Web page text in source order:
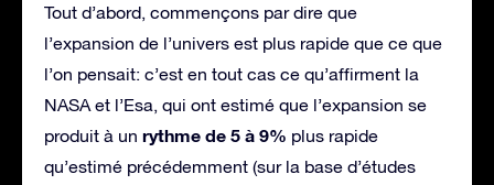
Tout d’abord, commençons par dire que
l’expansion de l’univers est plus rapide que ce que
l’on pensait: c’est en tout cas ce qu’affirment la
NASA et l’Esa, qui ont estimé que l’expansion se
produit à un rythme de 5 à 9% plus rapide
qu’estimé précédemment (sur la base d’études